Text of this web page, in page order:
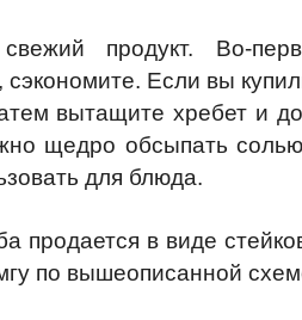
продукт. Во-
Если вы
вытащите хребет и
щедро обсыпать
для блюда.
продается в виде
по вышеописанной